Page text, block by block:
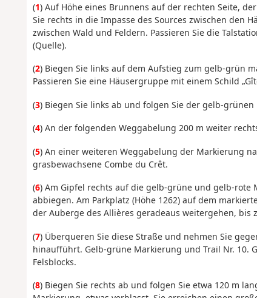
(1) Auf Höhe eines Brunnens auf der rechten Seite,
Sie rechts in die Impasse des Sources zwischen den
zwischen Wald und Feldern. Passieren Sie die
(Quelle).
(2) Biegen Sie links auf dem Aufstieg zum gelb-grün
Passieren Sie eine Häusergruppe mit einem Schild
(3) Biegen Sie links ab und folgen Sie der gelb-
(4) An der folgenden Weggabelung 200 m weiter
(5) An einer weiteren Weggabelung der Markierung
grasbewachsene Combe du Crêt.
(6) Am Gipfel rechts auf die gelb-grüne und gelb-rote
abbiegen. Am Parkplatz (Höhe 1262) auf dem
der Auberge des Allières geradeaus weitergehen, bis
(7) Überqueren Sie diese Straße und nehmen Sie
hinaufführt. Gelb-grüne Markierung und Trail Nr. 10.
Felsblocks.
(8) Biegen Sie rechts ab und folgen Sie etwa 120 m